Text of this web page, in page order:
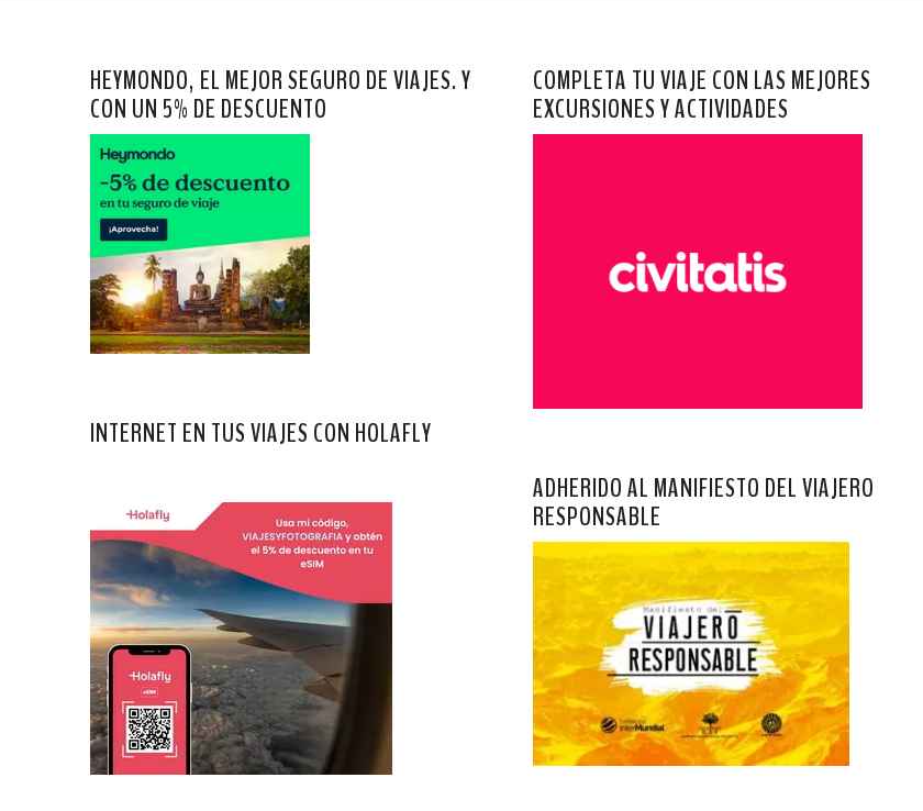
HEYMONDO, EL MEJOR SEGURO DE VIAJES. Y
CON UN 5% DE DESCUENTO
INTERNET EN TUS VIAJES CON HOLAFLY
COMPLETA TU VIAJE CON LAS MEJORES
EXCURSIONES Y ACTIVIDADES
ADHERIDO AL MANIFIESTO DEL VIAJERO
RESPONSABLE